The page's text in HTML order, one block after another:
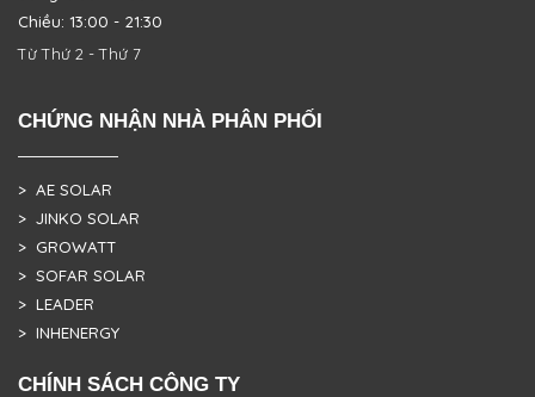
Chiều: 13:00 - 21:30
Từ Thứ 2 - Thứ 7
CHỨNG NHẬN NHÀ PHÂN PHỐI
> AE SOLAR
> JINKO SOLAR
> GROWATT
> SOFAR SOLAR
> LEADER
> INHENERGY
CHÍNH SÁCH CÔNG TY